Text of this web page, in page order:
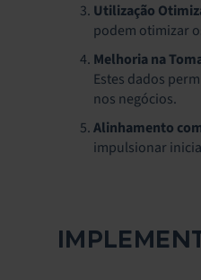
Utilização
podem otimizar
Melhoria na
Estes dados
nos negócios.
Alinhamento
impulsionar